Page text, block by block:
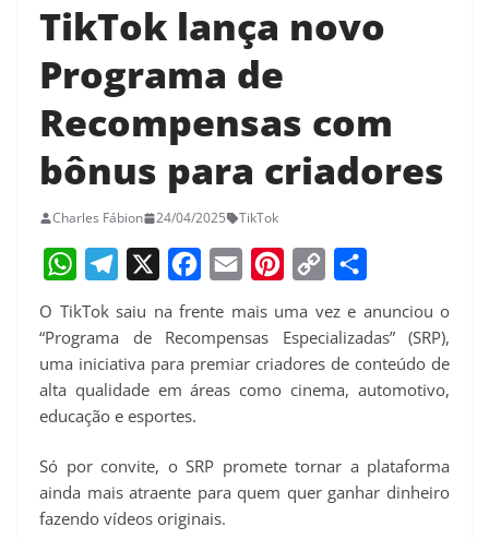
TikTok lança novo
Programa de
Recompensas com
bônus para criadores
Charles Fábion 24/04/2025 TikTok
h
a
t
s
A
p
p
e
l
e
g
r
a
m
a
c
e
b
o
o
k
m
a
i
i
n
t
r
e
o
p
y
i
n
h
a
r
O TikTok saiu na frente mais uma vez e anunciou o
“Programa de Recompensas Especializadas” (SRP),
uma iniciativa para premiar criadores de conteúdo de
alta qualidade em áreas como cinema, automotivo,
educação e esportes.
Só por convite, o SRP promete tornar a plataforma
ainda mais atraente para quem quer ganhar dinheiro
fazendo vídeos originais.